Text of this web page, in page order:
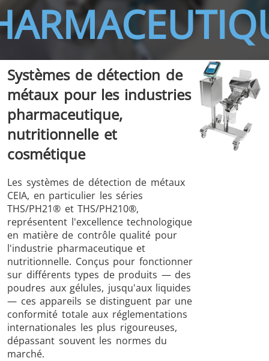
THS/FBB
THS/MBB
THS/GMS21
THS/G21
4.0
Systèmes de détection de
métaux pour les industries
pharmaceutique,
nutritionnelle et
cosmétique
Les systèmes de détection de métaux
CEIA, en particulier les séries
THS/PH21® et THS/PH210®,
représentent l'excellence technologique
en matière de contrôle qualité pour
l'industrie pharmaceutique et
nutritionnelle. Conçus pour fonctionner
sur différents types de produits — des
poudres aux gélules, jusqu'aux liquides
— ces appareils se distinguent par une
conformité totale aux réglementations
internationales les plus rigoureuses,
dépassant souvent les normes du
marché.